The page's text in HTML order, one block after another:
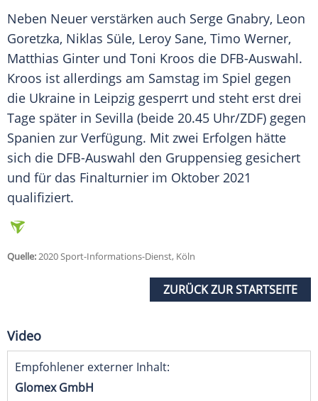
Neben Neuer verstärken auch Serge Gnabry, Leon
Goretzka, Niklas Süle, Leroy Sane, Timo Werner,
Matthias Ginter und Toni Kroos die DFB-Auswahl.
Kroos ist allerdings am Samstag im Spiel gegen
die Ukraine in Leipzig gesperrt und steht erst drei
Tage später in Sevilla (beide 20.45 Uhr/ZDF) gegen
Spanien zur Verfügung. Mit zwei Erfolgen hätte
sich die DFB-Auswahl den Gruppensieg gesichert
und für das Finalturnier im Oktober 2021
qualifiziert.
Quelle:2020 Sport-Informations-Dienst, Köln
ZURÜCK ZUR STARTSEITE
Video
Empfohlener externer Inhalt:
Glomex GmbH